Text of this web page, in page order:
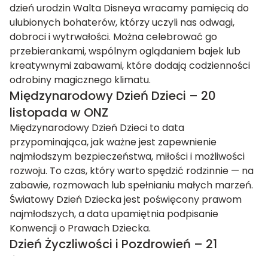
dzień urodzin Walta Disneya wracamy pamięcią do
ulubionych bohaterów, którzy uczyli nas odwagi,
dobroci i wytrwałości. Można celebrować go
przebierankami, wspólnym oglądaniem bajek lub
kreatywnymi zabawami, które dodają codzienności
odrobiny magicznego klimatu.
Międzynarodowy Dzień Dzieci – 20
listopada w ONZ
Międzynarodowy Dzień Dzieci to data
przypominająca, jak ważne jest zapewnienie
najmłodszym bezpieczeństwa, miłości i możliwości
rozwoju. To czas, który warto spędzić rodzinnie — na
zabawie, rozmowach lub spełnianiu małych marzeń.
Światowy Dzień Dziecka jest poświęcony prawom
najmłodszych, a data upamiętnia podpisanie
Konwencji o Prawach Dziecka.
Dzień Życzliwości i Pozdrowień – 21